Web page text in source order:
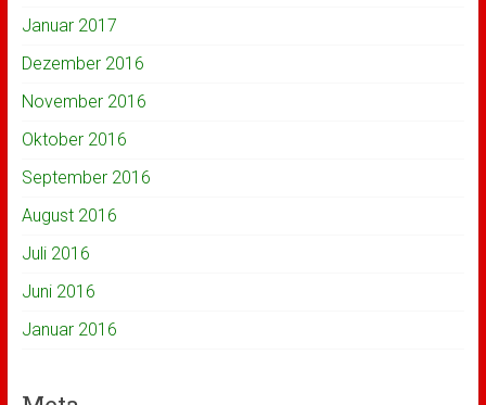
Januar 2017
Dezember 2016
November 2016
Oktober 2016
September 2016
August 2016
Juli 2016
Juni 2016
Januar 2016